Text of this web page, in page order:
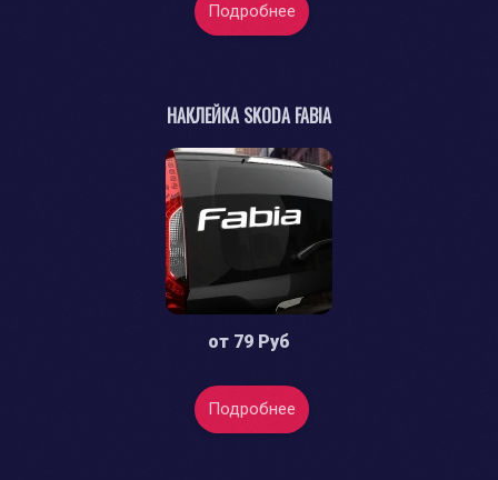
Подробнее
НАКЛЕЙКА SKODA FABIA
от 79 Руб
Подробнее